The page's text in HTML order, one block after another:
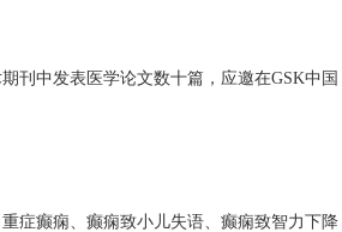
刊中发表医学论文数十篇，应邀在GSK中国
症癫痫、 癫痫致小儿失语、癫痫致智力下降